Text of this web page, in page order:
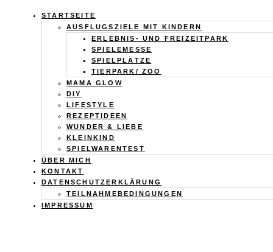
Calistas
Traum
STARTSEITE
AUSFLUGSZIELE MIT KINDERN
ERLEBNIS- UND FREIZEITPARK
SPIELEMESSE
SPIELPLÄTZE
TIERPARK/ ZOO
MAMA GLOW
DIY
LIFESTYLE
REZEPTIDEEN
WUNDER & LIEBE
KLEINKIND
SPIELWARENTEST
ÜBER MICH
KONTAKT
DATENSCHUTZERKLÄRUNG
TEILNAHMEBEDINGUNGEN
IMPRESSUM